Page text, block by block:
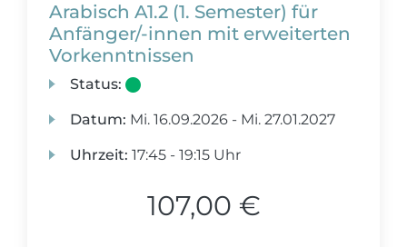
Arabisch A1.2 (1. Semester) für
Anfänger/-innen mit erweiterten
Vorkenntnissen
Status:
Datum: Mi. 16.09.2026 - Mi. 27.01.2027
Uhrzeit: 17:45 - 19:15 Uhr
107,00 €